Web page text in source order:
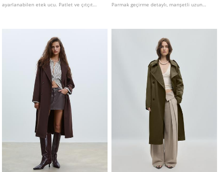
ayarlanabilen etek ucu. Patlet ve çıtçıt
Parmak geçirme detaylı, manşetli uzun
detaylı. Önden fermuarlı.